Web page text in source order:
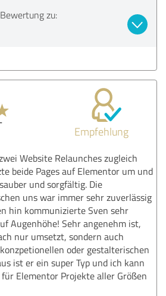
zu:
Empfehlung
Website Relaunches zugleich
beide Pages auf Elementor um und
und sorgfältig. Die
uns war immer sehr zuverlässig
hin kommunizierte Sven sehr
Augenhöhe! Sehr angenehm ist,
nur umsetzt, sondern auch
oder gestalterischen
ist er ein super Typ und ich kann
Elementor Projekte aller Größen